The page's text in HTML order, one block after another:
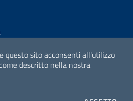
questo sito acconsenti all'utilizzo
descritto nella nostra